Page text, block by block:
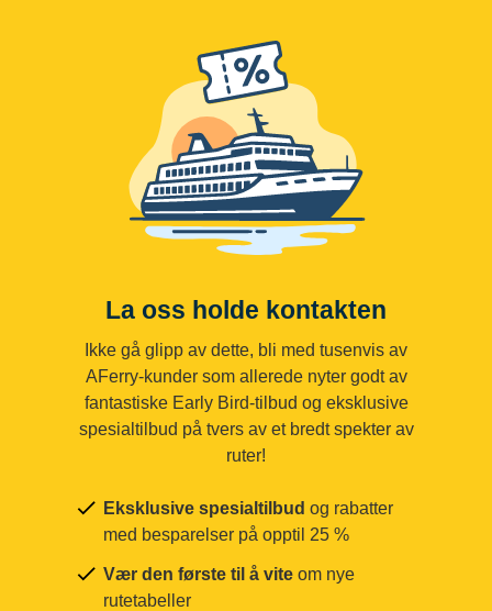
La oss holde kontakten
Ikke gå glipp av dette, bli med tusenvis av
AFerry-kunder som allerede nyter godt av
fantastiske Early Bird-tilbud og eksklusive
spesialtilbud på tvers av et bredt spekter av
ruter!
Eksklusive spesialtilbud og rabatter
med besparelser på opptil 25 %
Vær den første til å vite om nye
rutetabeller